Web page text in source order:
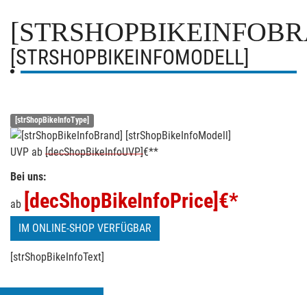
[STRSHOPBIKEINFOMODELL]
[strShopBikeInfoType]
UVP ab [decShopBikeInfoUVP]€**
Bei uns:
ab [decShopBikeInfoPrice] €*
IM ONLINE-SHOP VERFÜGBAR
[strShopBikeInfoText]